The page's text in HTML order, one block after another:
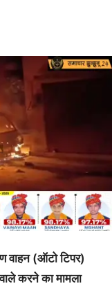
वाहन (ऑटो टिपर)
करने का मामला